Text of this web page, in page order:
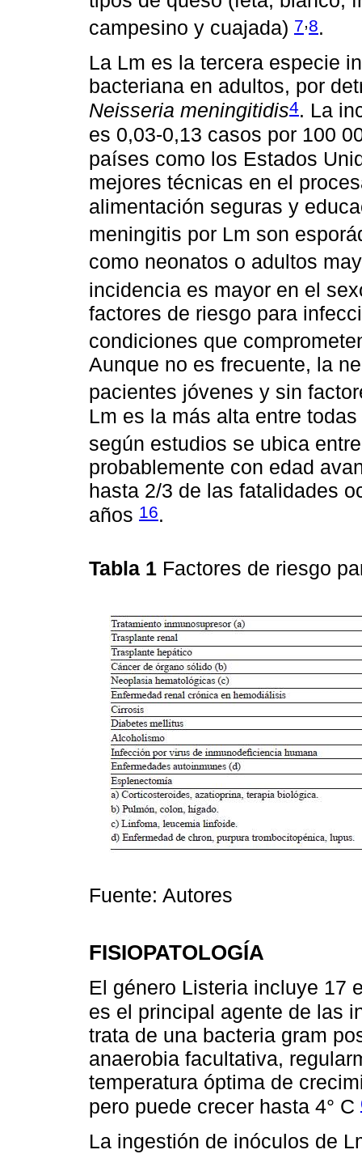
campesino y cuajada) 7,8.
La Lm es la tercera especie
bacteriana en adultos, por
Neisseria meningitidis4. La
es 0,03-0,13 casos por 100
países como los Estados
mejores técnicas en el
alimentación seguras y
meningitis por Lm son
como neonatos o adultos
incidencia es mayor en el
factores de riesgo para
condiciones que
Aunque no es frecuente, la
pacientes jóvenes y sin
Lm es la más alta entre
según estudios se ubica
probablemente con edad
hasta 2/3 de las fatalidades
años 16.
Tabla 1 Factores de riesgo
Fuente: Autores
FISIOPATOLOGÍA
El género Listeria incluye 17
es el principal agente de las
trata de una bacteria gram
anaerobia facultativa,
temperatura óptima de
pero puede crecer hasta 4° C
La ingestión de inóculos de